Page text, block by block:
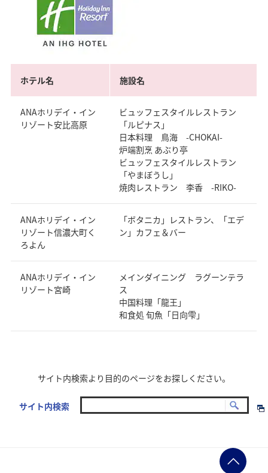
ホテル名 施設名
ANAホリデイ・イン
リゾート安比高原
ビュッフェスタイルレストラン
「ルピナス」
日本料理 鳥海 -CHOKAI-
炉端割烹 あぶり亭
ビュッフェスタイルレストラン
「やまぼうし」
焼肉レストラン 李香 -RIKO-
ANAホリデイ・イン
リゾート信濃大町く
ろよん
「ボタニカ」レストラン、「エデ
ン」カフェ＆バー
ANAホリデイ・イン
リゾート宮崎
メインダイニング ラグーンテラ
ス
中国料理「龍王」
和食処 旬魚「日向雫」
サイト内検索より目的のページをお探しください。
サイト内検索